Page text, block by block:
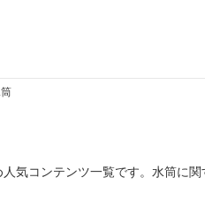
気コンテンツ一覧です。水筒に